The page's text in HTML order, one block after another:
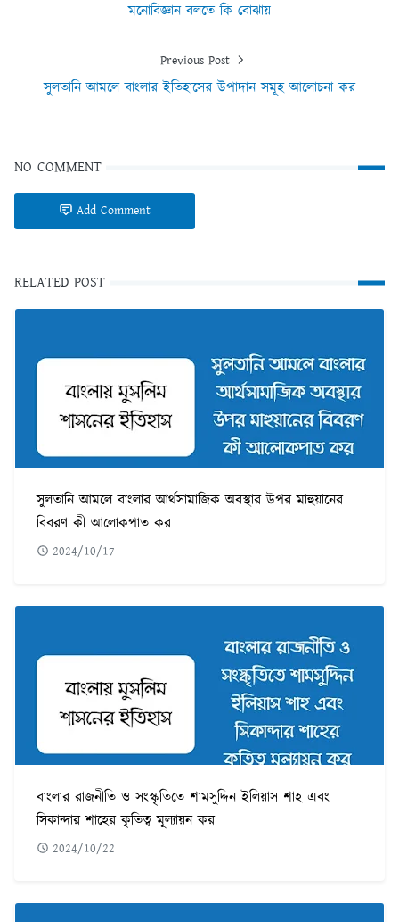
মনোবিজ্ঞান বলতে কি বোঝায়
Previous Post
সুলতানি আমলে বাংলার ইতিহাসের উপাদান সমূহ আলোচনা কর
NO COMMENT
Add Comment
RELATED POST
সুলতানি আমলে বাংলার আর্থসামাজিক অবস্থার উপর মাহুয়ানের
বিবরণ কী আলোকপাত কর
2024/10/17
বাংলার রাজনীতি ও সংস্কৃতিতে শামসুদ্দিন ইলিয়াস শাহ এবং
সিকান্দার শাহের কৃতিত্ব মূল্যায়ন কর
2024/10/22